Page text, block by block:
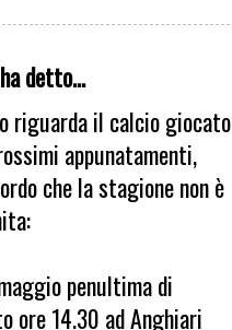
detto...
riguarda il calcio giocato
appunatamenti,
che la stagione non è
penultima di
ore 14.30 ad Anghiari